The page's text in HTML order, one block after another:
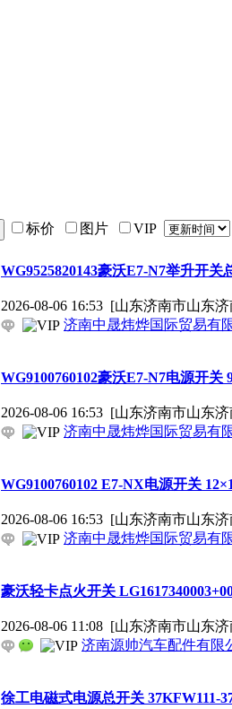
标价 图片 VIP
WG9525820143豪沃E7-N7举升开关
2026-08-06 16:53 [山东济南市山东
济南中晟炜烨国际贸易有
WG9100760102豪沃E7-N7电源开关
2026-08-06 16:53 [山东济南市山东
济南中晟炜烨国际贸易有
WG9100760102 E7-NX电源开关
2026-08-06 16:53 [山东济南市山东
济南中晟炜烨国际贸易有
豪沃轻卡点火开关
2026-08-06 11:08 [山东济南市山东
济南源帅汽车配件有限
徐工电磁式电源总开关 37KFW111-